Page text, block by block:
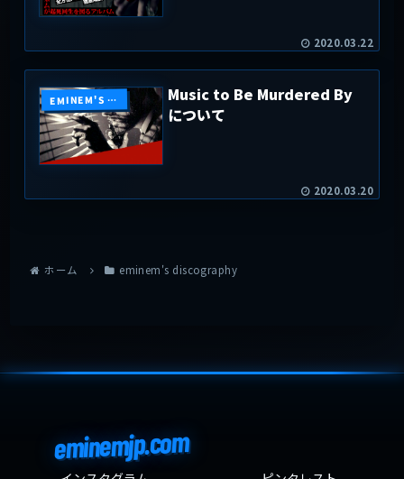
2020.03.22
EMINEM'S DISCOGRAPHY
Music to Be Murdered By
について
2020.03.20
ホーム eminem's discography
eminemjp.com